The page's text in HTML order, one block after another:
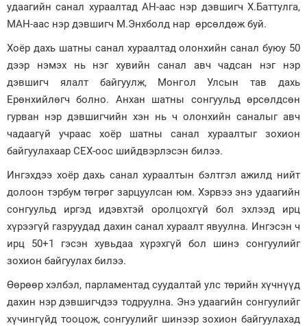
Зурхай
удаагийн санал хураалтад АН-аас нэр дэвшигч Х.Баттулга,
МАН-аас нэр дэвшигч М.Энхболд нар өрсөлдөж буй.
Хоёр дахь шатны санал хураалтад олонхийн санал буюу 50
дээр нэмэх нь нэг хувийн санал авч чадсан нэг нэр
дэвшигч ялалт байгуулж, Монгол Улсын тав дахь
Ерөнхийлөгч болно. Анхан шатны сонгуульд өрсөлдсөн
гурван нэр дэвшигчийн хэн нь ч олонхийн саналыг авч
чадаагүй учраас хоёр шатны санал хураалтыг зохион
байгуулахаар СЕХ-оос шийдвэрлэсэн билээ.
Ингэхдээ хоёр дахь санал хураалтын бэлтгэл ажилд нийт
долоон тэрбум төгрөг зарцуулсан юм. Хэрвээ энэ удаагийн
сонгуульд иргэд идэвхтэй оролцохгүй бол эхлээд ирц
хүрээгүй газруудад дахин санал хураалт явуулна. Ингэсэн ч
ирц 50+1 гэсэн хувьдаа хүрэхгүй бол шинэ сонгуулийг
зохион байгуулах билээ.
Өөрөөр хэлбэл, парламентад суудалтай улс төрийн хүчнүүд
дахин нэр дэвшигчдээ тодруулна. Энэ удаагийн сонгуулийг
хүчингүйд тооцож, сонгуулийг шинээр зохион байгуулахад